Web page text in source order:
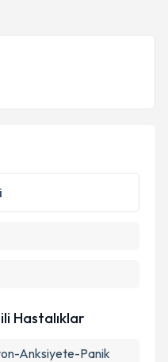
ile bilgilendireceğiz.
ilişkinAydınlatma
verilerimin belirtilen
ediyorum.
Hastalıklar
Anksiyete-Panik